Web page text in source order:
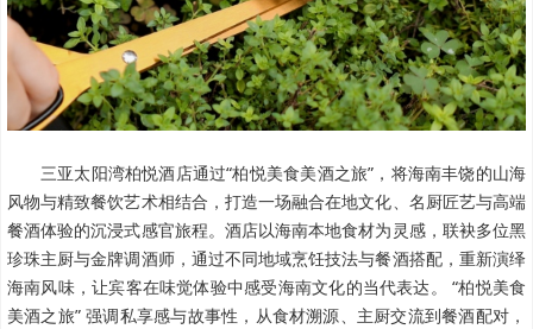
三亚太阳湾柏悦酒店通过“柏悦美食美酒之旅”，将海南丰饶的山海
风物与精致餐饮艺术相结合，打造一场融合在地文化、名厨匠艺与高端
餐酒体验的沉浸式感官旅程。酒店以海南本地食材为灵感，联袂多位黑
珍珠主厨与金牌调酒师，通过不同地域烹饪技法与餐酒搭配，重新演绎
海南风味，让宾客在味觉体验中感受海南文化的当代表达。 “柏悦美食
美酒之旅” 强调私享感与故事性，从食材溯源、主厨交流到餐酒配对，